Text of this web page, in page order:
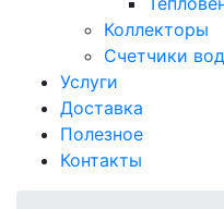
Коллекторы
Счетчики
Услуги
Доставка
Полезное
Контакты